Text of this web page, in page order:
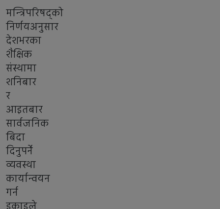
मन्त्रिपरिषद्को
निर्णयअनुसार
देशभरका
शैक्षिक
संस्थामा
शनिबार
र
आइतबार
सार्वजनिक
बिदा
दिनुपर्ने
व्यवस्था
कार्यान्वयन
गर्न